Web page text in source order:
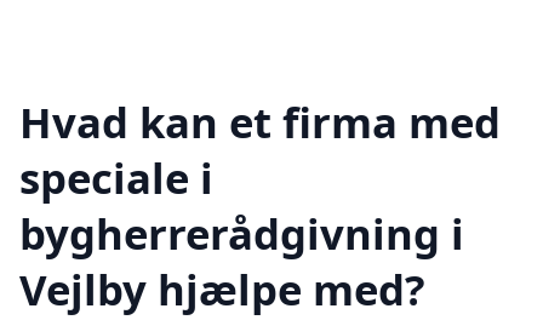
Hvad kan et firma med
speciale i
bygherrerådgivning i
Vejlby hjælpe med?